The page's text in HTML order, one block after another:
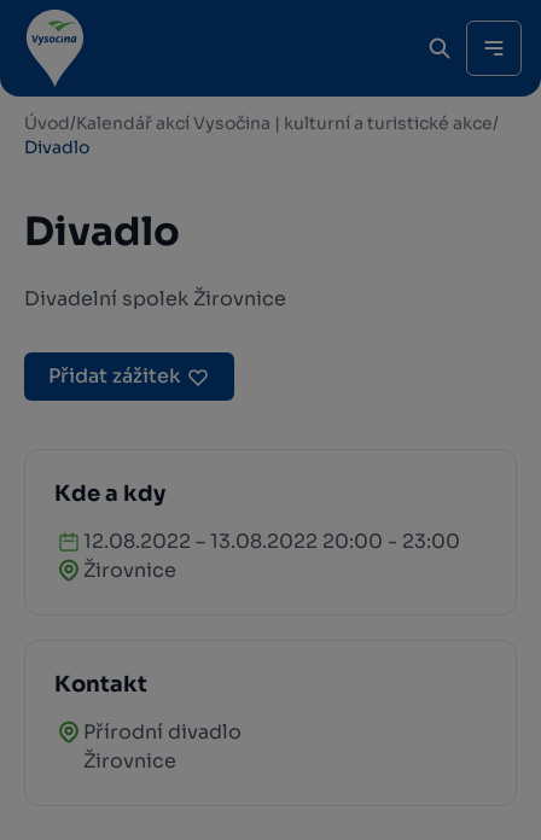
Úvod/Kalendář akcí Vysočina | kulturní a turistické akce/
Divadlo
Divadlo
Divadelní spolek Žirovnice
Přidat zážitek
Kde a kdy
12.08.2022 – 13.08.2022 20:00 - 23:00
Žirovnice
Kontakt
Přírodní divadlo
Žirovnice